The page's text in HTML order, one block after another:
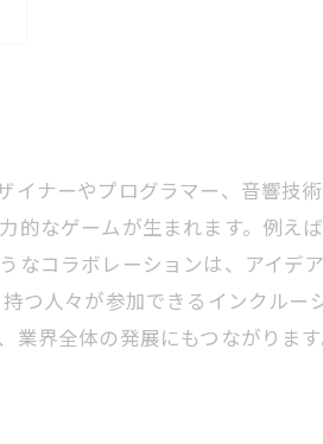
イナーやプログラマー、音響技
的なゲームが生まれます。例え
なコラボレーションは、アイデ
つ人々が参加できるインクルー
界全体の発展にもつながりま